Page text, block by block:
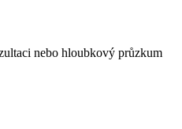
nebo hloubkový průzkum